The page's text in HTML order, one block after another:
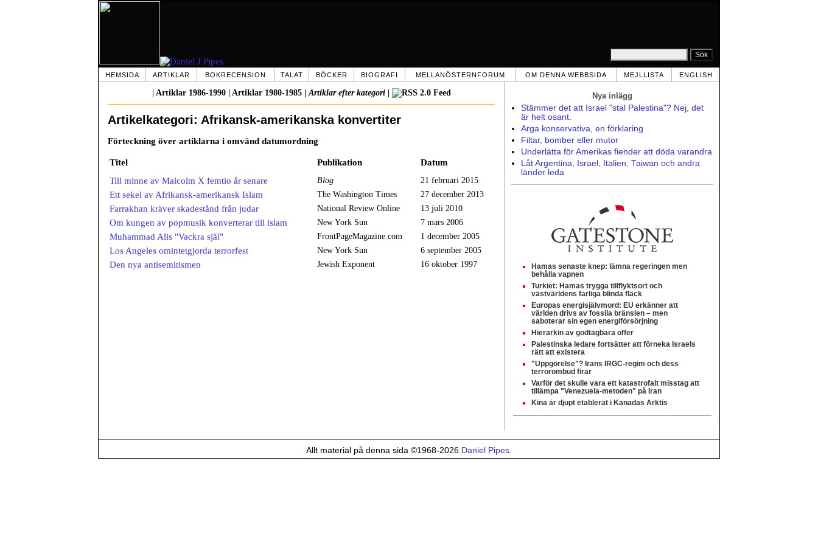
HEMSIDA ARTIKLAR BOKRECENSION TALAT BÖCKER BIOGRAFI MELLANÖSTERNFORUM OM DENNA WEBBSIDA MEJLLISTA ENGLISH
Artiklar 1986-1990| Artiklar 1980-1985|Artiklar efter kategori|
Artikelkategori: Afrikansk-amerikanska konvertiter
Förteckning över artiklarna i omvänd datumordning
Titel Publikation
Datum
Till minne av Malcolm X femtio år senare
Blog 21 februari 2015
Ett sekel av Afrikansk-amerikansk Islam The Washington Times 27 december 2013
Farrakhan kräver skadestånd från judar National Review Online 13 juli 2010
Om kungen av popmusik konverterar till islam New York Sun 7 mars 2006
Muhammad Alis "Vackra själ" FrontPageMagazine.com 1 december 2005
Los Angeles omintetgjorda terrorfest New York Sun 6 september 2005
Den nya antisemitismen Jewish Exponent 16 oktober 1997
Nya inlägg
Stämmer det att Israel "stal Palestina"? Nej, det
är helt osant.
Arga konservativa, en förklaring
Filtar, bomber eller mutor
Underlätta för Amerikas fiender att döda varandra
Låt Argentina, Israel, Italien, Taiwan och andra
länder leda
Hamas senaste knep: lämna regeringen men
behålla vapnen
Turkiet: Hamas trygga tillflyktsort och
västvärldens farliga blinda fläck
Europas energisjälvmord: EU erkänner att
världen drivs av fossila bränslen – men
saboterar sin egen energiförsörjning
Hierarkin av godtagbara offer
Palestinska ledare fortsätter att förneka Israels
rätt att existera
"Uppgörelse"? Irans IRGC-regim och dess
terrorombud firar
Varför det skulle vara ett katastrofalt misstag att
tillämpa "Venezuela-metoden" på Iran
Kina är djupt etablerat i Kanadas Arktis
Allt material på denna sida ©1968-2026 Daniel Pipes